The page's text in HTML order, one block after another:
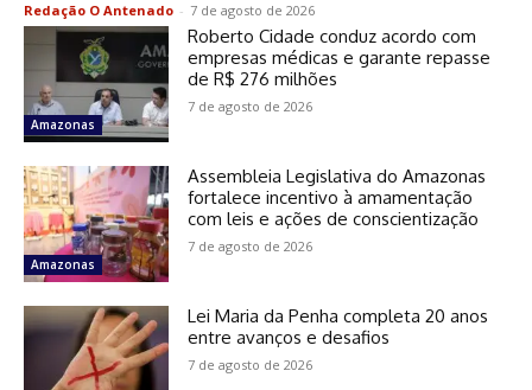
Redação O Antenado - 7 de agosto de 2026
Amazonas
Roberto Cidade conduz acordo com
empresas médicas e garante repasse
de R$ 276 milhões
7 de agosto de 2026
Amazonas
Assembleia Legislativa do Amazonas
fortalece incentivo à amamentação
com leis e ações de conscientização
7 de agosto de 2026
Lei Maria da Penha completa 20 anos
entre avanços e desafios
7 de agosto de 2026